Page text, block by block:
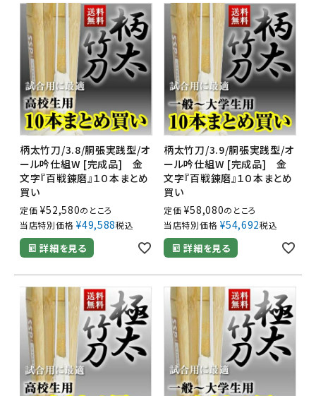
柄太竹刀/3.8/胴張実践型/オ
ール吟仕組W [完成品] 金
文字『百戦錬磨』１０本まとめ
買い
定価 ¥52,580のところ
当店特別価格 ¥49,588税込
詳細を見る
柄太竹刀/3.9/胴張実践型/オ
ール吟仕組W [完成品] 金
文字『百戦錬磨』１０本まとめ
買い
定価 ¥58,080のところ
当店特別価格 ¥54,692税込
詳細を見る